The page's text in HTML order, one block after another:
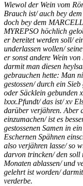
Wiewol der Wein vom
Brauch ist/ auch bey
doch bey dem
MYREPSO höchlich
er bereitet werden soll/
underlassen wollen/
er sonst andere Wein
darmit man diesen
gebrauchen hette: Man
gestossen/ durch ein
oder Säcklein gebunden
lxxx.Pfundt/ das ist/ xv
darüber verjähren. Aber
einzumachen/ ist es
gestossenen Samen in
Eschernen Spähnen
also verjähren lasse/ so
darvon trincken/ den soll
Monaten ablassen/ und
gelehrt ist worden/
verderbe.